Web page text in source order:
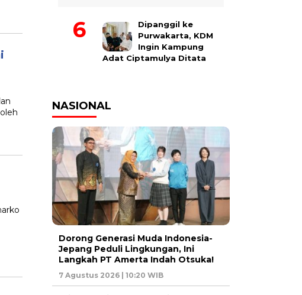
Dipanggil ke
Purwakarta, KDM
Ingin Kampung
Adat Ciptamulya Ditata
NASIONAL
Dorong Generasi Muda Indonesia-
Jepang Peduli Lingkungan, Ini
Langkah PT Amerta Indah Otsuka!
7 Agustus 2026 | 10:20 WIB